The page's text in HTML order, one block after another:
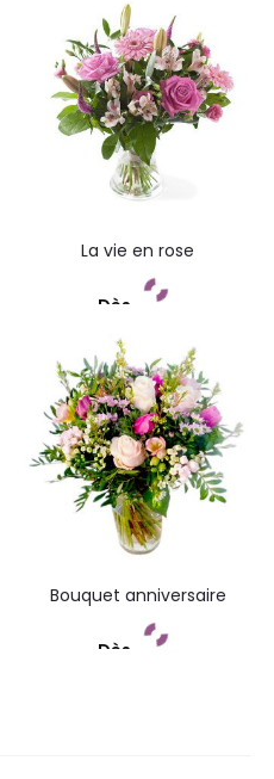
La vie en rose
Dès
Commandez
Bouquet anniversaire
Dès